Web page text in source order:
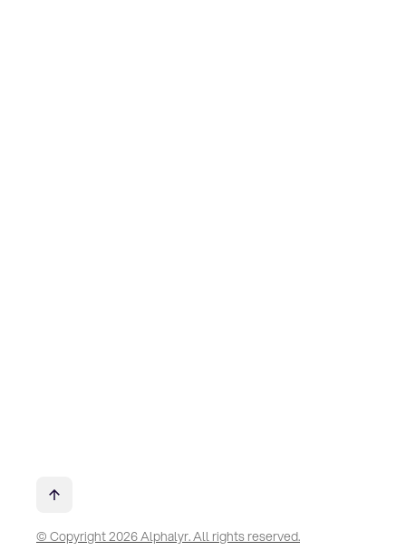
© Copyright 2026 Alphalyr. All rights reserved.